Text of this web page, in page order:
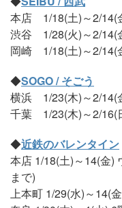
本店 1/18(土)～2/14(
渋谷 1/28(火)～2/14(
岡崎 1/18(土)～2/14(
◆SOGO / そごう
横浜 1/23(木)～2/14(
千葉 1/23(木)～2/16(
◆近鉄のバレンタイン
本店 1/18(土)～14(金)
まで)
上本町 1/29(水)～14(